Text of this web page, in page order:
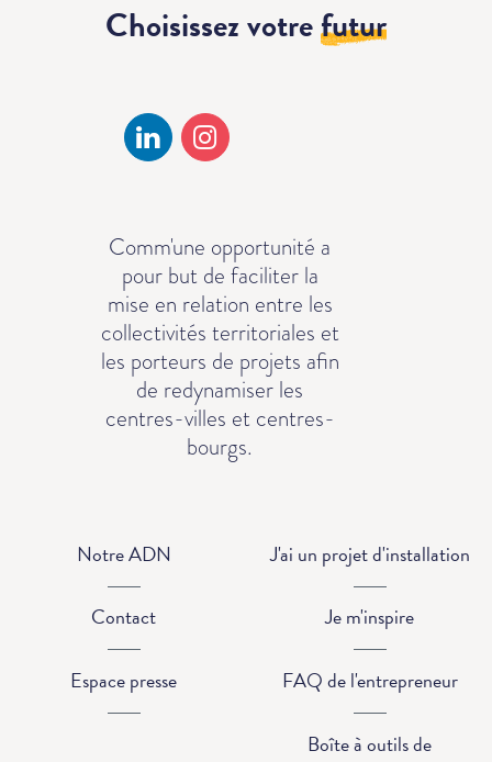
Choisissez votrefutur
Comm'une opportunité a
pour but de faciliter la
mise en relation entre les
collectivités territoriales et
les porteurs de projets afin
de redynamiser les
centres-villes et centres-
bourgs.
Notre ADN
Contact
Espace presse
J'ai un projet d'installation
Je m'inspire
FAQ de l'entrepreneur
Boîte à outils de